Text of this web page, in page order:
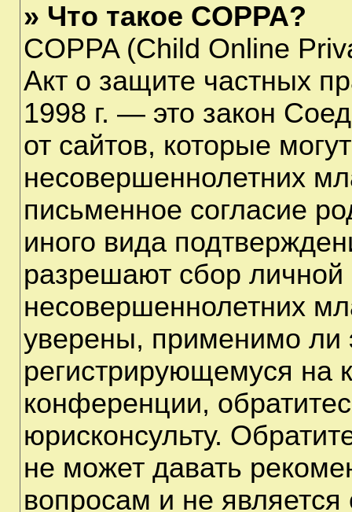
» Что такое COPPA?
COPPA (Child Online
Акт о защите частных
1998 г. — это закон
от сайтов, которые
несовершеннолетних
письменное согласие
иного вида
разрешают сбор
несовершеннолетних
уверены, применимо ли
регистрирующемуся на
конференции,
юрисконсульту.
не может давать
вопросам и не